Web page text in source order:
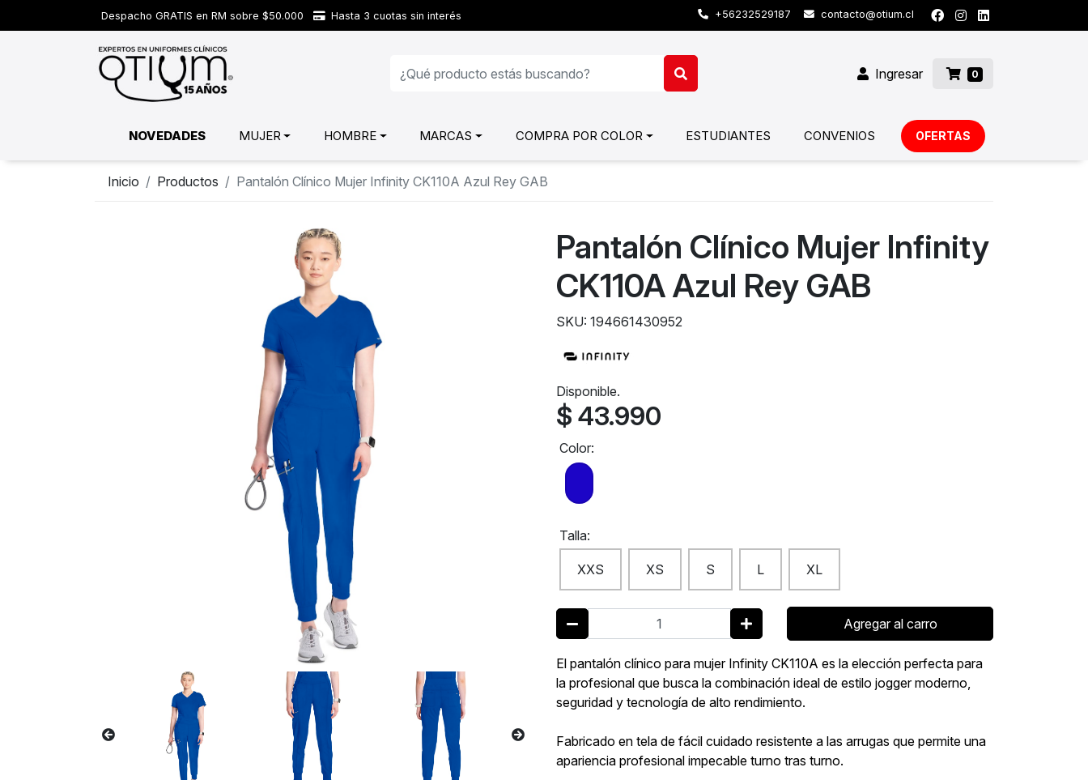
Despacho GRATIS en RM sobre $50.000 Hasta 3 cuotas sin interés +56232529187 contacto@otium.cl
Ingresar 0
NOVEDADES MUJER HOMBRE MARCAS COMPRA POR COLOR ESTUDIANTES CONVENIOS OFERTAS
Inicio Productos Pantalón Clínico Mujer Infinity CK110A Azul Rey GAB
Pantalón Clínico Mujer Infinity
CK110A Azul Rey GAB
SKU: 194661430952
Disponible.
$ 43.990
Color:
Talla:
XXS XS S L XL
Agregar al carro
El pantalón clínico para mujer Infinity CK110A es la elección perfecta para
la profesional que busca la combinación ideal de estilo jogger moderno,
seguridad y tecnología de alto rendimiento.
Fabricado en tela de fácil cuidado resistente a las arrugas que permite una
apariencia profesional impecable turno tras turno.